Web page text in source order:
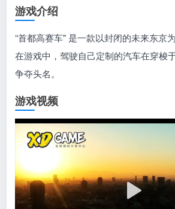
游戏介绍
“首都高赛车" 是一款以封闭的未来东京
在游戏中，驾驶自己定制的汽车在穿梭
争夺头名。
游戏视频